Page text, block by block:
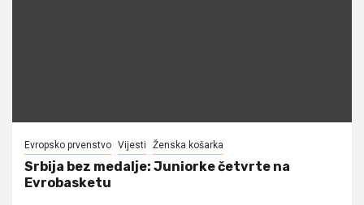
Evropsko prvenstvo Vijesti Ženska košarka
Srbija bez medalje: Juniorke četvrte na
Evrobasketu